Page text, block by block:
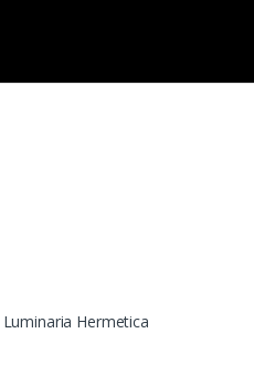
Luminaria Hermetica